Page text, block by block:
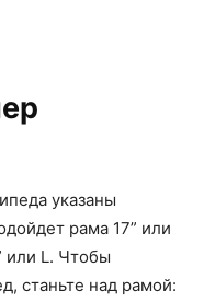
указаны
рама 17” или
или L. Чтобы
станьте над рамой: